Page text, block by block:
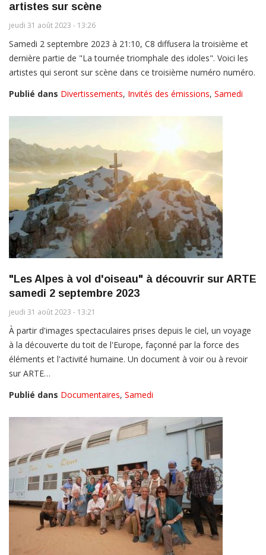
artistes sur scène
jeudi 31 août 2023 - 13:26
Samedi 2 septembre 2023 à 21:10, C8 diffusera la troisième et
dernière partie de "La tournée triomphale des idoles". Voici les
artistes qui seront sur scène dans ce troisième numéro numéro.
Publié dans Divertissements, Invités des émissions, Samedi
"Les Alpes à vol d'oiseau" à découvrir sur ARTE
samedi 2 septembre 2023
jeudi 31 août 2023 - 13:21
À partir d'images spectaculaires prises depuis le ciel, un voyage
à la découverte du toit de l'Europe, façonné par la force des
éléments et l'activité humaine. Un document à voir ou à revoir
sur ARTE…
Publié dans Documentaires, Samedi